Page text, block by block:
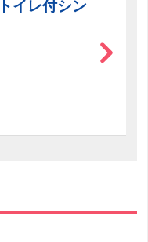
イレ付シン